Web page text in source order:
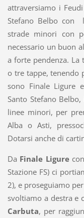
attraversiamo i
Stefano Belbo con
strade minori con
necessario un buon
a forte pendenza. La
o tre tappe, tenendo
sono Finale Ligure
Santo Stefano
linee minori, per
Alba o Asti,
Dotarsi anche di
Da Finale Ligure
Stazione FS) ci
2), e proseguiamo per
svoltiamo a destra e
Carbuta, per